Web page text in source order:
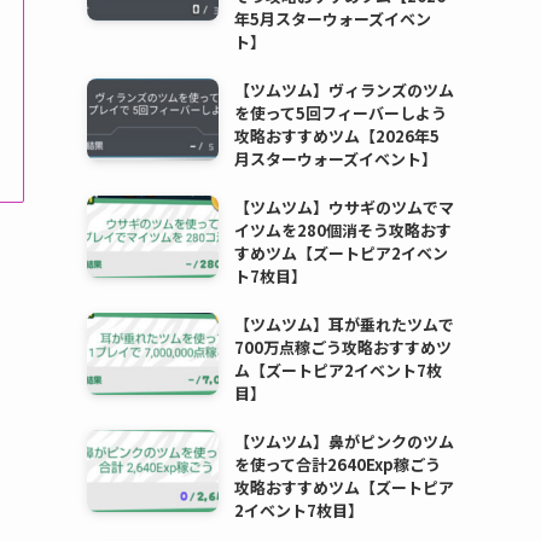
年5月スターウォーズイベン
ト】
【ツムツム】ヴィランズのツム
を使って5回フィーバーしよう
攻略おすすめツム【2026年5
月スターウォーズイベント】
【ツムツム】ウサギのツムでマ
イツムを280個消そう攻略おす
すめツム【ズートピア2イベン
ト7枚目】
【ツムツム】耳が垂れたツムで
700万点稼ごう攻略おすすめツ
ム【ズートピア2イベント7枚
目】
【ツムツム】鼻がピンクのツム
を使って合計2640Exp稼ごう
攻略おすすめツム【ズートピア
2イベント7枚目】